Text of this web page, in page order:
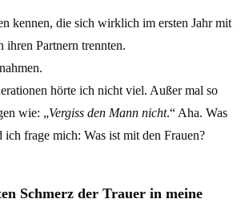
kennen, die sich wirklich im ersten Jahr mit
ihren Partnern trennten.
hörte ich nicht viel. Außer mal so
wie: „Vergiss den Mann nicht.“ Aha. Was
ich frage mich: Was ist mit den Frauen?
Schmerz der Trauer in meine